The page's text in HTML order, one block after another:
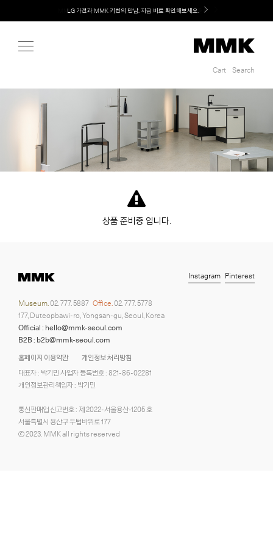
LG 가전과 MMK 키친의 만남. 지금 바로 확인해보세요.
Cart Search
상품 준비중 입니다.
홈페이지 이용약관
개인정보 처리방침
대표자 : 박기민 사업자 등록번호 : 821-86-02281
개인정보관리책임자 : 박기민
통신판매업 신고번호 : 제 2022-서울용산-1205 호
서울특별시 용산구 두텁바위로 177
ⓒ 2023. MMK all rights reserved
Museum.02. 777. 5887 Office.02. 777. 5778
177, Duteopbawi-ro, Yongsan-gu, Seoul, Korea
Official : hello@mmk-seoul.com
B2B : b2b@mmk-seoul.com
Instagram Pinterest